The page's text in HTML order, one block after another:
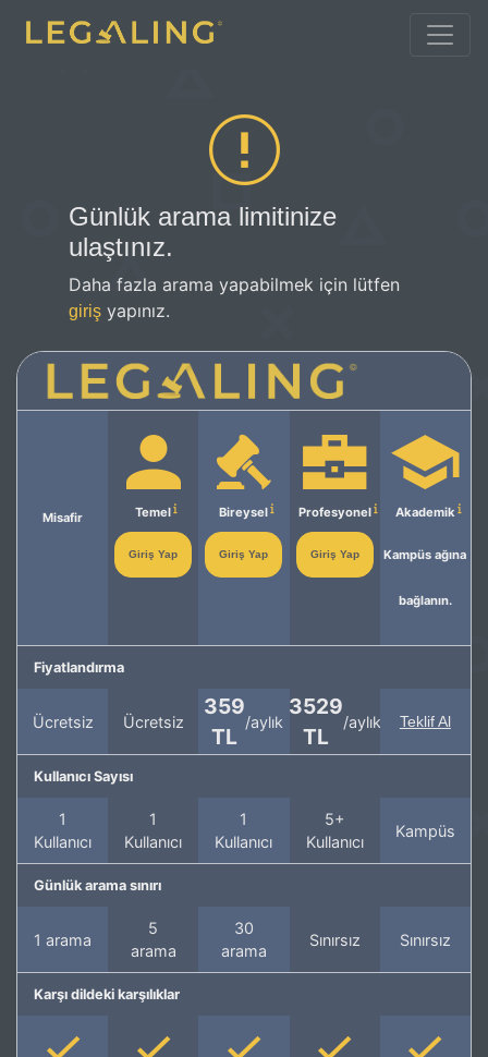
Günlük arama limitinize
ulaştınız.
Daha fazla arama yapabilmek için lütfen
giriş yapınız.
Misafir Temel
Giriş Yap
Bireysel
Giriş Yap
Profesyonel
Giriş Yap
Akademik
Kampüs ağına
bağlanın.
Fiyatlandırma
Ücretsiz Ücretsiz
359
TL
/aylık
3529
TL
/aylık Teklif Al
Kullanıcı Sayısı
1
Kullanıcı
1
Kullanıcı
1
Kullanıcı
5+
Kullanıcı
Kampüs
Günlük arama sınırı
1 arama
5
arama
30
arama
Sınırsız Sınırsız
Karşı dildeki karşılıklar